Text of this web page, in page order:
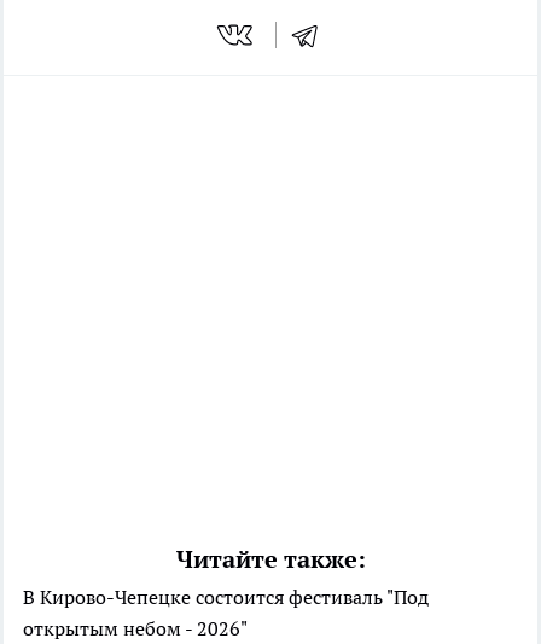
Читайте также:
В Кирово-Чепецке состоится фестиваль "Под
открытым небом - 2026"